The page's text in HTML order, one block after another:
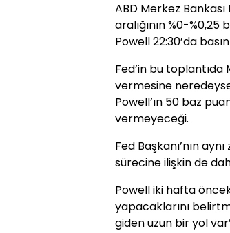
ABD Merkez Bankası
aralığının %0-
Powell 22:30’da
Fed’in bu
vermesine
Powell’ın 50 baz
vermeyeceği.
Fed Başkanı’nın
sürecine ilişkin de
Powell iki hafta
yapacaklarını
giden uzun bir yol